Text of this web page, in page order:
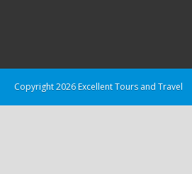
Copyright 2026 Excellent Tours and Travel